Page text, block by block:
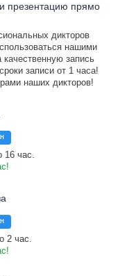
презентацию прямо
дикторов
нашими
запись
записи от 1 часа!
наших дикторов!
16 час.
2 час.